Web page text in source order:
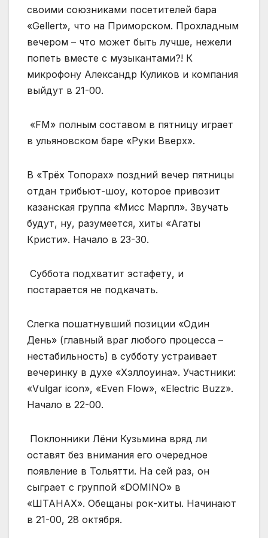
своими союзниками посетителей бара
«Gellert», что на Приморском. Прохладным
вечером – что может быть лучше, нежели
попеть вместе с музыкантами?! К
микрофону Александр Куликов и компания
выйдут в 21-00.
«FM» полным составом в пятницу играет
в ульяновском баре «Руки Вверх».
В «Трёх Топорах» поздний вечер пятницы
отдан трибьют-шоу, которое привозит
казанская группа «Мисс Марпл». Звучать
будут, ну, разумеется, хиты «Агаты
Кристи». Начало в 23-30.
Суббота подхватит эстафету, и
постарается не подкачать.
Слегка пошатнувший позиции «Один
День» (главный враг любого процесса –
нестабильность) в субботу устраивает
вечеринку в духе «Хэллоуина». Участники:
«Vulgar icon», «Even Flow», «Electric Buzz».
Начало в 22-00.
Поклонники Лёни Кузьмина вряд ли
оставят без внимания его очередное
появление в Тольятти. На сей раз, он
сыграет с группой «DOMINO» в
«ШТАНАХ». Обещаны рок-хиты. Начинают
в 21-00, 28 октября.